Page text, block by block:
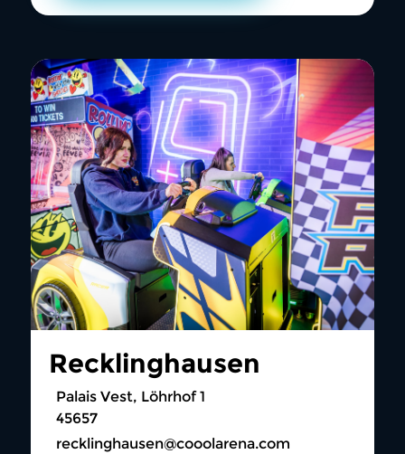
Recklinghausen
Palais Vest, Löhrhof 1
45657
recklinghausen@cooolarena.com